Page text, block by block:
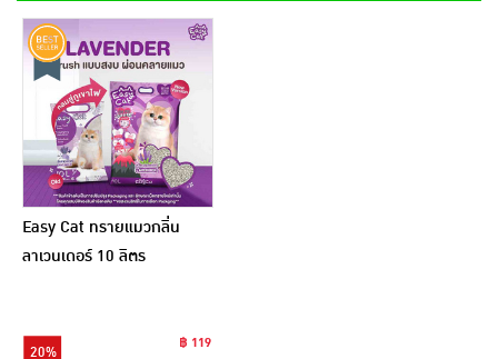
Easy Cat ทรายแมวกลิ่น
ลาเวนเดอร์ 10 ลิตร
20%
฿ 119